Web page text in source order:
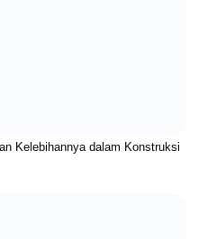
Kelebihannya dalam Konstruksi